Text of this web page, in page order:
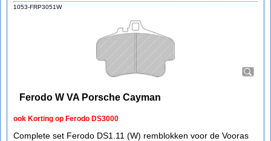
1053-FRP3051W
Ferodo W VA Porsche Cayman
ook Korting op Ferodo DS3000
Complete set Ferodo DS1.11 (W) remblokken voor de Vooras